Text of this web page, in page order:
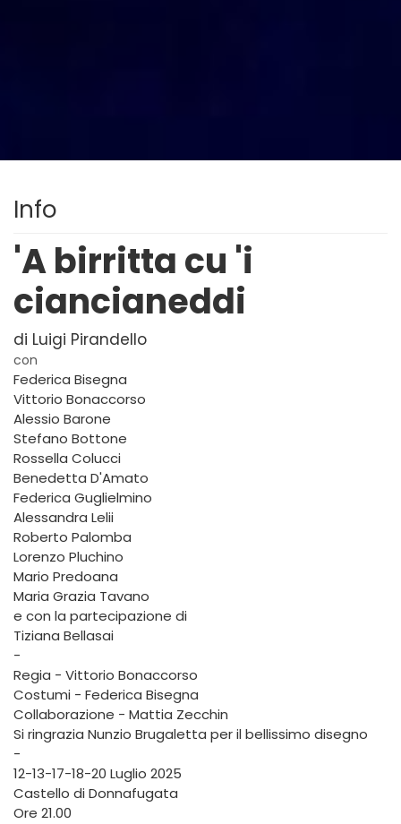
Info
'A birritta cu 'i
ciancianeddi
di Luigi Pirandello
con
Federica Bisegna
Vittorio Bonaccorso
Alessio Barone
Stefano Bottone
Rossella Colucci
Benedetta D'Amato
Federica Guglielmino
Alessandra Lelii
Roberto Palomba
Lorenzo Pluchino
Mario Predoana
Maria Grazia Tavano
e con la partecipazione di
Tiziana Bellasai
-
Regia - Vittorio Bonaccorso
Costumi - Federica Bisegna
Collaborazione - Mattia Zecchin
Si ringrazia Nunzio Brugaletta per il bellissimo disegno
-
12-13-17-18-20 Luglio 2025
Castello di Donnafugata
Ore 21.00